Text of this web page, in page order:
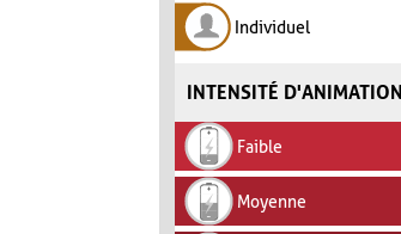
Individuel
INTENSITÉ D'ANIMATION
Faible
Moyenne